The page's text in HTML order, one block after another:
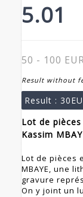
5.01
50 - 100
Result without
Result :
Lot de
Kassim
Lot de pièces
MBAYE, une
gravure
On y joint un